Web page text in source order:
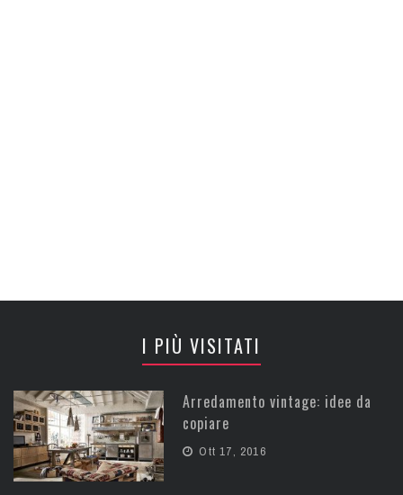
I PIÙ VISITATI
Arredamento vintage: idee da
copiare
Ott 17, 2016